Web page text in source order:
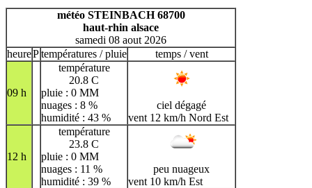
H
I J K L M
N
T
U
V
W X Y Z
météo STEINBACH 68700
haut-rhin alsace
samedi 08 aout 2026
heurePtempératures / pluie temps / vent
09 h
température
20.8 C
pluie : 0 MM
nuages : 8 %
humidité : 43 %
ciel dégagé
vent 12 km/h Nord Est
12 h
température
23.8 C
pluie : 0 MM
nuages : 11 %
humidité : 39 %
peu nuageux
vent 10 km/h Est